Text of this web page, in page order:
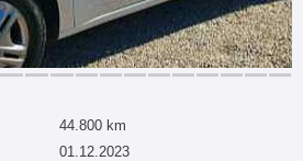
44.800 km
01.12.2023